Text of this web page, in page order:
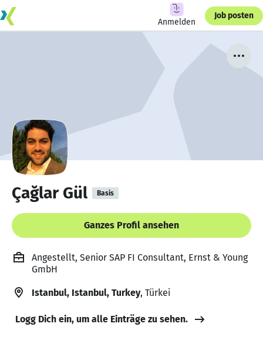
Anmelden
Job posten
Çağlar Gül Basis
Ganzes Profil ansehen
Angestellt, Senior SAP FI Consultant, Ernst & Young
GmbH
Istanbul, Istanbul, Turkey, Türkei
Logg Dich ein, um alle Einträge zu sehen.